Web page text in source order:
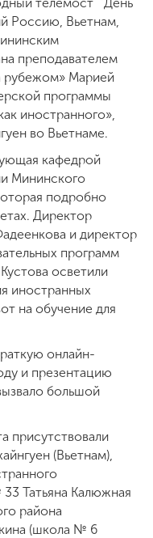
Россию, Вьетнам,
преподавателем
рубежом» Марией
программы
иностранного»,
во Вьетнаме.
кафедрой
Мининского
подробно
Директор
и директор
программ
осветили
иностранных
на обучение для
онлайн-
и презентацию
большой
присутствовали
(Вьетнам),
Татьяна Калюжная
района
(школа № 6